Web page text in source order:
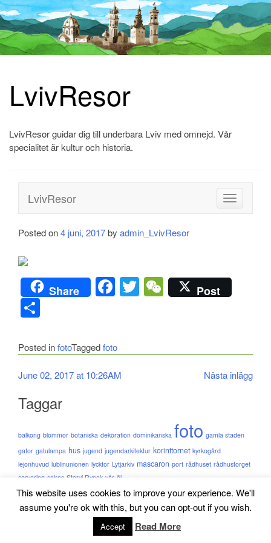
Skip
LvivResor
LvivResor guidar dig till underbara Lviv med omnejd. Vår
specialitet är kultur och historia.
Toggle
navigation
LvivResor
Posted on4 juni, 2017by admin_LvivResor
Share Facebook
Twitter
WeChat
Post
Posted infotoTaggedfoto
Inläggsnavigering
June 02, 2017 at 10:26AM Nästa inlägg
Taggar
balkong blommor botaniska dekoration dominikanska foto gamla staden
gator gatulampa hus jugend jugendarkitektur korinttornet kyrkogård
lejonhuvud lublinunionen lycktor Lytjarkiv mascaron port rådhuset rådhustorget
servering solros Staryi Rynok vår öl
©LvivResor. Design avwebbdialog.
This website uses cookies to improve your experience. We'll
assume you're ok with this, but you can opt-out if you wish.
Accept Read More